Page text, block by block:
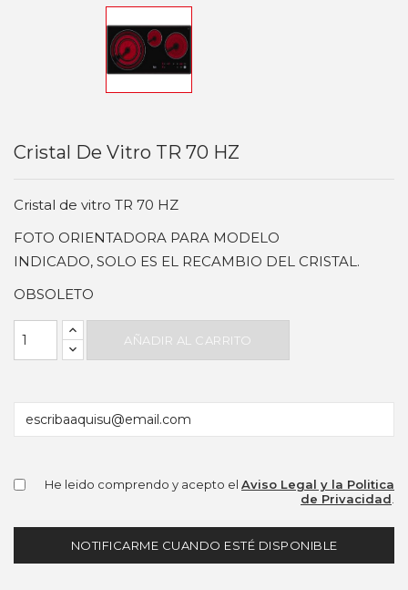
Cristal De Vitro TR 70 HZ
Cristal de vitro TR 70 HZ
FOTO ORIENTADORA PARA MODELO
INDICADO, SOLO ES EL RECAMBIO DEL CRISTAL.
OBSOLETO
AÑADIR AL CARRITO
He leido comprendo y acepto el Aviso Legal y la Politica
de Privacidad
NOTIFICARME CUANDO ESTÉ DISPONIBLE